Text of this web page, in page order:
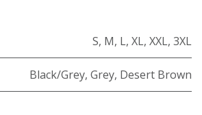
S, M, L, XL, XXL, 3XL
Black/Grey, Grey, Desert Brown